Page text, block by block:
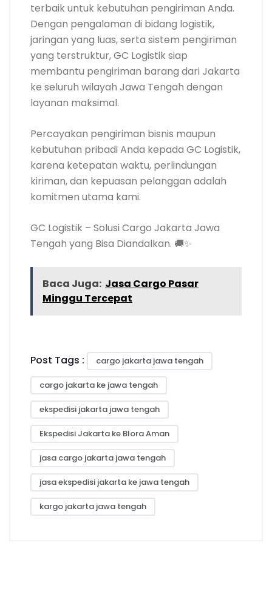
terbaik untuk kebutuhan pengiriman Anda.
Dengan pengalaman di bidang logistik,
jaringan yang luas, serta sistem pengiriman
yang terstruktur, GC Logistik siap
membantu pengiriman barang dari Jakarta
ke seluruh wilayah Jawa Tengah dengan
layanan maksimal.
Percayakan pengiriman bisnis maupun
kebutuhan pribadi Anda kepada GC Logistik,
karena ketepatan waktu, perlindungan
kiriman, dan kepuasan pelanggan adalah
komitmen utama kami.
GC Logistik – Solusi Cargo Jakarta Jawa
Tengah yang Bisa Diandalkan. 🚚✨
Baca Juga: Jasa Cargo Pasar
Minggu Tercepat
Post Tags : cargo jakarta jawa tengah
cargo jakarta ke jawa tengah
ekspedisi jakarta jawa tengah
Ekspedisi Jakarta ke Blora Aman
jasa cargo jakarta jawa tengah
jasa ekspedisi jakarta ke jawa tengah
kargo jakarta jawa tengah